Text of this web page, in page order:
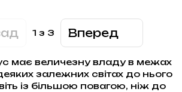
1 з 3 Вперед
має величезну владу в межах
залежних світах до нього
із більшою повагою, ніж до